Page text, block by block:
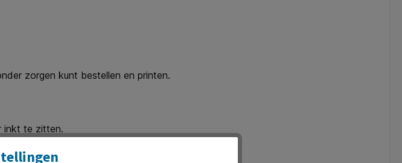
zorgen kunt bestellen en printen.
inkt te zitten.